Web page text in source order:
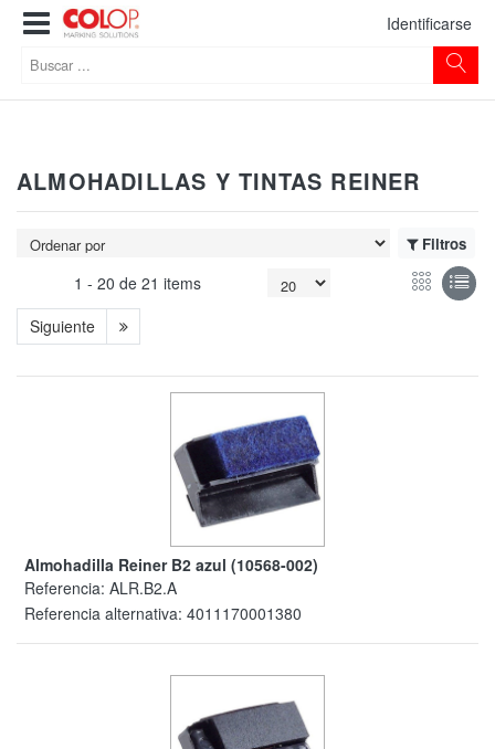
Identificarse
ALMOHADILLAS Y TINTAS REINER
Filtros
1 - 20 de 21 items
Siguiente
Almohadilla Reiner B2 azul (10568-002)
Referencia: ALR.B2.A
Referencia alternativa: 4011170001380